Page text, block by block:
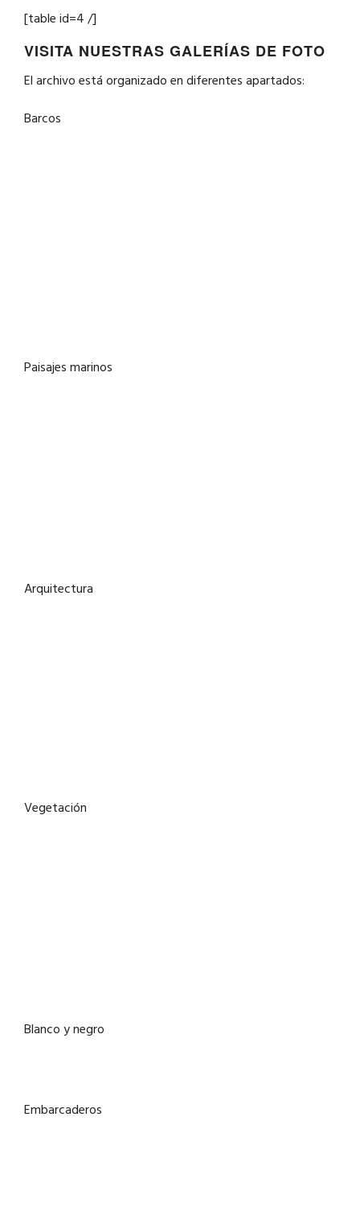
[table id=4 /]
VISITA NUESTRAS GALERÍAS DE FOTO
El archivo está organizado en diferentes apartados:
Barcos
Paisajes marinos
Arquitectura
Vegetación
Blanco y negro
Embarcaderos